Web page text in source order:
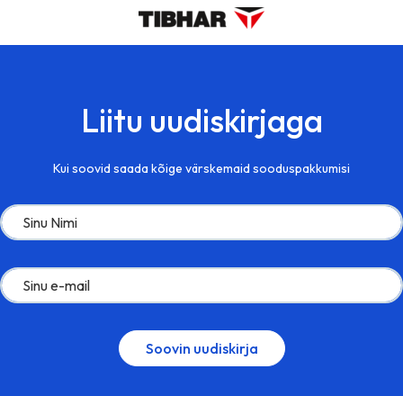
Liitu uudiskirjaga
Kui soovid saada kõige värskemaid sooduspakkumisi